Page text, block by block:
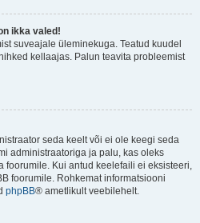
ikka valed!
suveajale üleminekuga. Teatud kuudel
kellaajas. Palun teavita probleemist
seda keelt või ei ole keegi seda
administraatoriga ja palu, kas oleks
foorumile. Kui antud keelefaili ei eksisteeri,
foorumile. Rohkemat informatsiooni
phpBB® ametlikult veebilehelt.